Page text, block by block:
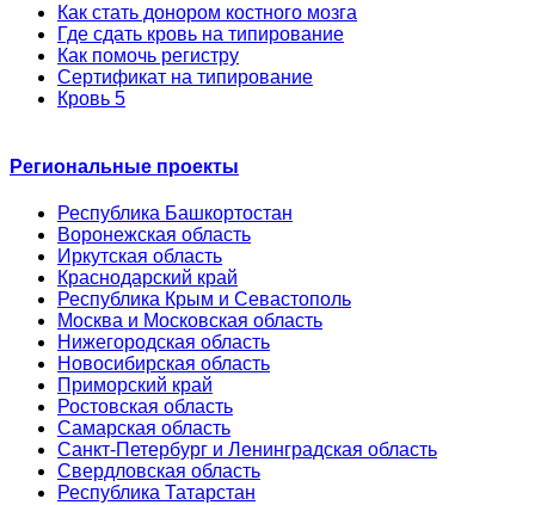
Как стать донором костного мозга
Где сдать кровь на типирование
Как помочь регистру
Сертификат на типирование
Кровь 5
Региональные проекты
Республика Башкортостан
Воронежская область
Иркутская область
Краснодарский край
Республика Крым и Севастополь
Москва и Московская область
Нижегородская область
Новосибирская область
Приморский край
Ростовская область
Самарская область
Санкт-Петербург и Ленинградская область
Свердловская область
Республика Татарстан